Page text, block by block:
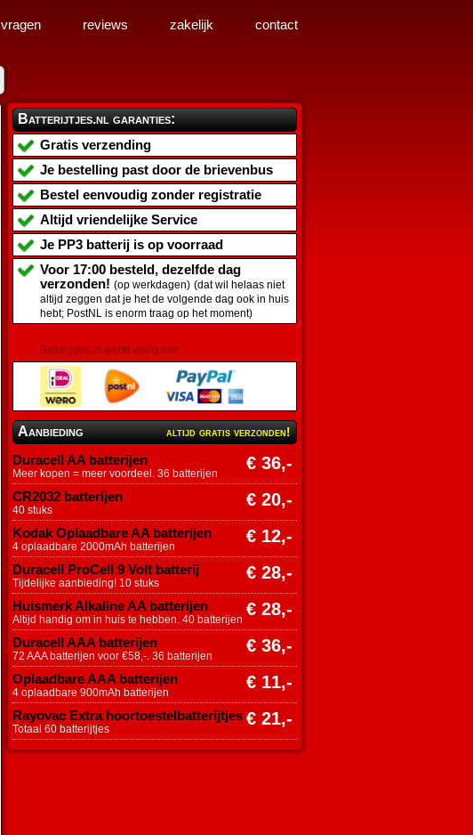
Batterijtjes.nl garanties:
Gratis verzending
Je bestelling past door de brievenbus
Bestel eenvoudig zonder registratie
Altijd vriendelijke Service
Je PP3 batterij is op voorraad
Voor 17:00 besteld, dezelfde dag
verzonden! (op werkdagen) (dat wil helaas niet
altijd zeggen dat je het de volgende dag ook in huis
hebt; PostNL is enorm traag op het moment)
Batterijtjes.nl werkt veilig met:
Aanbieding altijd gratis verzonden!
Duracell AA batterijen € 36,-
Meer kopen = meer voordeel. 36 batterijen
CR2032 batterijen € 20,-
40 stuks
Kodak Oplaadbare AA batterijen € 12,-
4 oplaadbare 2000mAh batterijen
Duracell ProCell 9 Volt batterij € 28,-
Tijdelijke aanbieding! 10 stuks
Huismerk Alkaline AA batterijen € 28,-
Altijd handig om in huis te hebben. 40 batterijen
Duracell AAA batterijen € 36,-
72 AAA batterijen voor €58,-. 36 batterijen
Oplaadbare AAA batterijen € 11,-
4 oplaadbare 900mAh batterijen
Rayovac Extra hoortoestelbatterijtjes € 21,-
Totaal 60 batterijtjes
vragen reviews zakelijk contact